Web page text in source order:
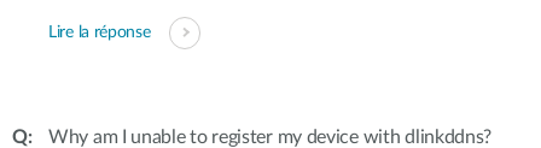
Lire la réponse
Why am I unable to register my device with dlinkddns?